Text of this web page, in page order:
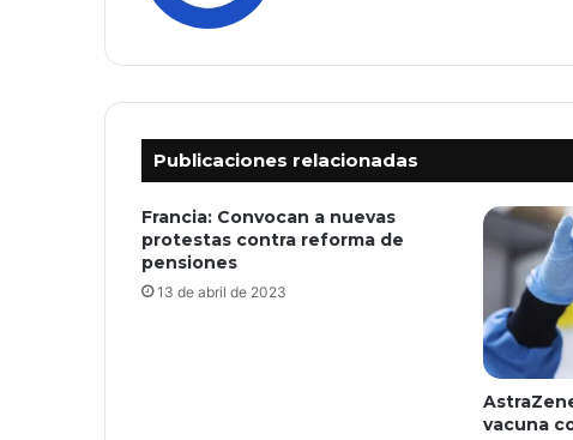
Publicaciones relacionadas
Francia: Convocan a nuevas
protestas contra reforma de
pensiones
13 de abril de 2023
vacuna